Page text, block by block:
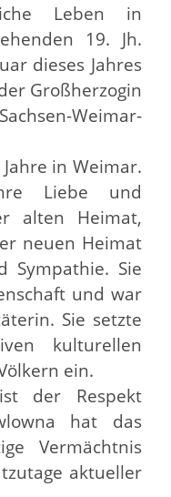
Leben in
19. Jh.
dieses Jahres
Großherzogin
Weimar-
in Weimar.
Liebe und
alten Heimat,
neuen Heimat
Sympathie. Sie
und war
Sie setzte
kulturellen
ein.
der Respekt
hat das
Vermächtnis
aktueller